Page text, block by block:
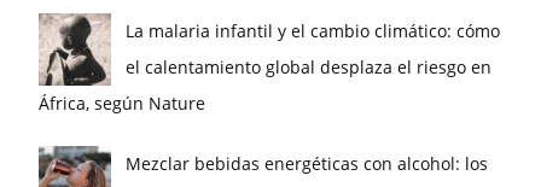
La malaria infantil y el cambio climático: cómo
el calentamiento global desplaza el riesgo en
África, según Nature
Mezclar bebidas energéticas con alcohol: los